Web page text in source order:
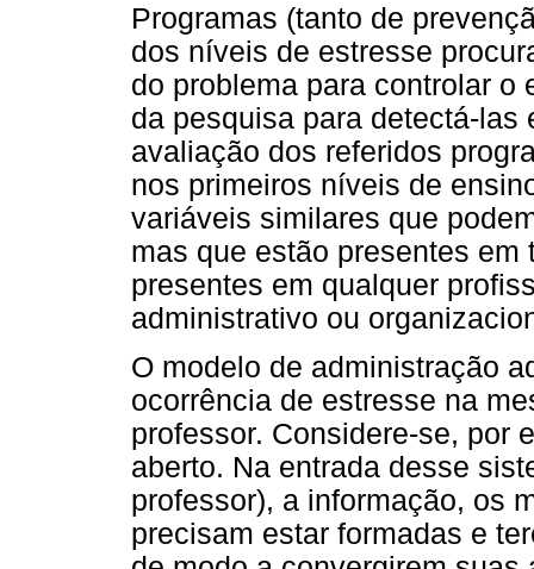
Programas (tanto de
dos níveis de estresse
do problema para controlar
da pesquisa para detectá-
avaliação dos referidos
nos primeiros níveis de
variáveis similares que
mas que estão presentes
presentes em qualquer
administrativo ou
O modelo de administração
ocorrência de estresse na
professor. Considere-se, por
aberto. Na entrada desse
professor), a informação, os
precisam estar formadas e